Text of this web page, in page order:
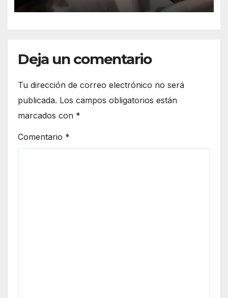
Deja un comentario
Tu dirección de correo electrónico no será
publicada. Los campos obligatorios están
marcados con *
Comentario *